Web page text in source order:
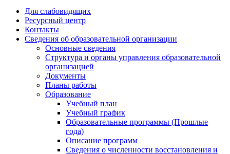
Для слабовидящих
Ресурсный центр
Контакты
Сведения об образовательной организации
Основные сведения
Структура и органы управления образовательной
организацией
Документы
Планы работы
Образование
Учебный план
Учебный график
Образовательные программы (Прошлые
года)
Описание программ
Сведения о численности восстановления и